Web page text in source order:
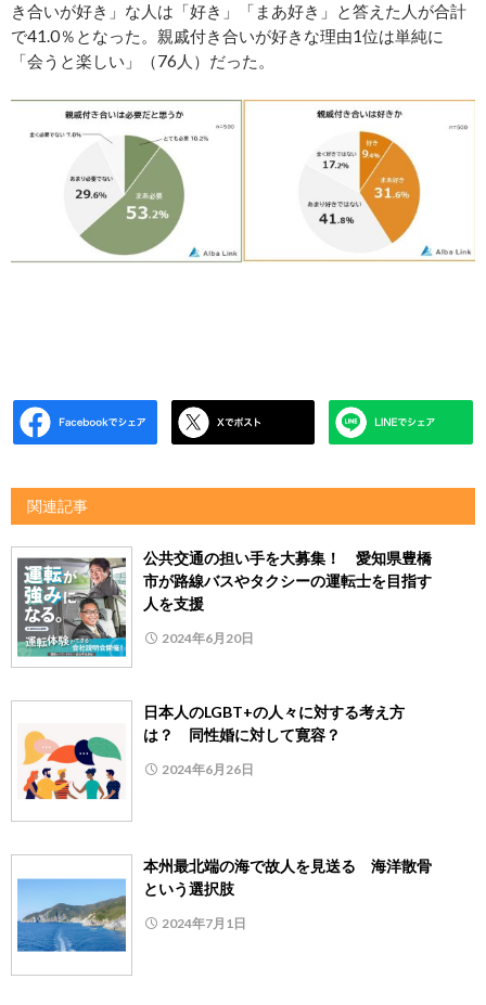
き合いが好き」な人は「好き」「まあ好き」と答えた人が合計
で41.0％となった。親戚付き合いが好きな理由1位は単純に
「会うと楽しい」（76人）だった。
関連記事
公共交通の担い手を大募集！ 愛知県豊橋
市が路線バスやタクシーの運転士を目指す
人を支援
2024年6月20日
日本人のLGBT+の人々に対する考え方
は？ 同性婚に対して寛容？
2024年6月26日
本州最北端の海で故人を見送る 海洋散骨
という選択肢
2024年7月1日